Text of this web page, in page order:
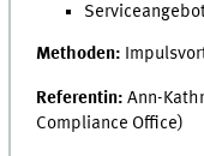
Methoden:
Referentin: Ann-
Compliance Office)